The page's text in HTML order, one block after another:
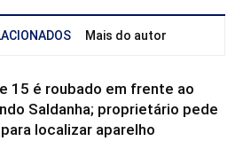
Mais do autor
15 é roubado em frente ao
Saldanha; proprietário pede
localizar aparelho